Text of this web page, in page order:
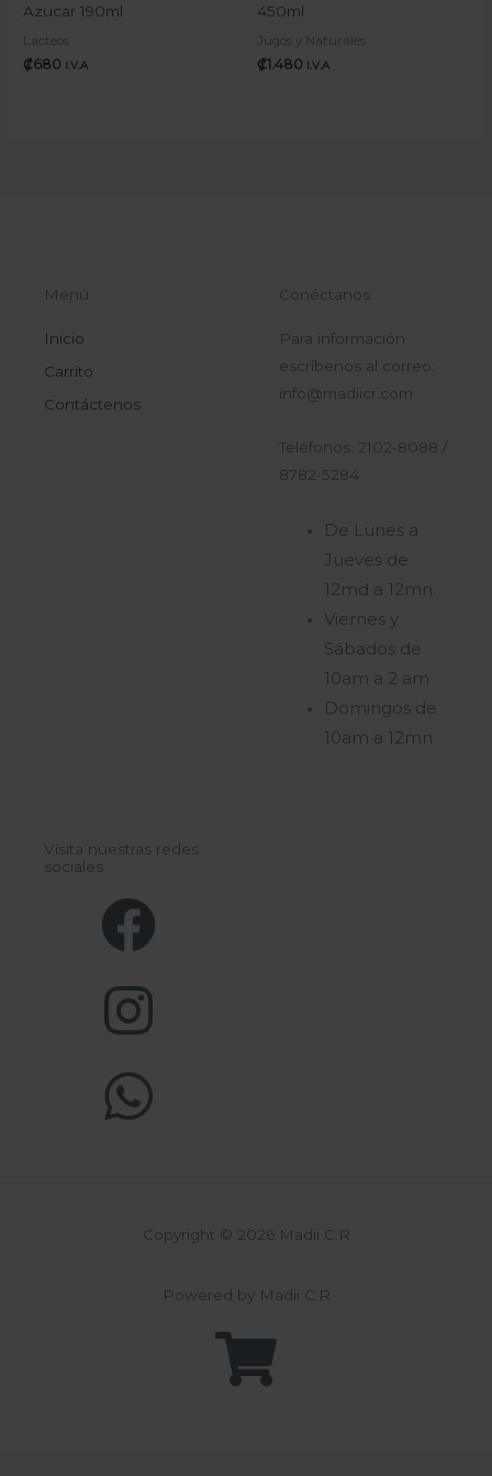
Azucar 190ml
Lacteos
₡680 I.V.A
450ml
Jugos y Naturales
₡1.480 I.V.A
Menú
Inicio
Carrito
Contáctenos
Conéctanos
Para información
escríbenos al correo:
info@madiicr.com
Teléfonos: 2102-8088 /
8782-5284
De Lunes a
Jueves de
12md a 12mn.
Viernes y
Sábados de
10am a 2 am
Domingos de
10am a 12mn
Visita nuestras redes
sociales
Copyright © 2026 Madii C.R
Powered by Madii C.R